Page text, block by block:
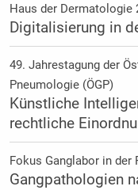
Haus der Dermatologie
Digitalisierung in
49. Jahrestagung der
Pneumologie (ÖGP)
Künstliche
rechtliche
Fokus Ganglabor in der
Gangpathologien